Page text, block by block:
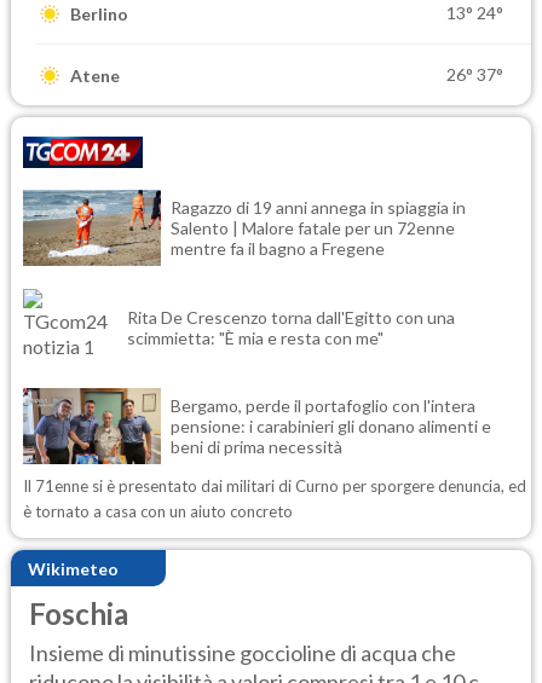
Berlino 13° 24°
Atene 26° 37°
Ragazzo di 19 anni annega in spiaggia in
Salento | Malore fatale per un 72enne
mentre fa il bagno a Fregene
Rita De Crescenzo torna dall'Egitto con una
scimmietta: "È mia e resta con me"
Bergamo, perde il portafoglio con l'intera
pensione: i carabinieri gli donano alimenti e
beni di prima necessità
Il 71enne si è presentato dai militari di Curno per sporgere denuncia, ed
è tornato a casa con un aiuto concreto
Wikimeteo
Foschia
Insieme di minutissine goccioline di acqua che